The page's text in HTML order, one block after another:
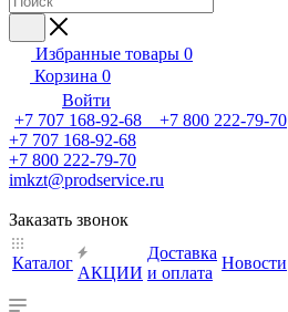
Избранные товары 0
Корзина 0
Войти
+7 707 168-92-68 +7 800 222-79-70
+7 707 168-92-68
+7 800 222-79-70
imkzt@prodservice.ru
Заказать звонок
Каталог
АКЦИИ
Доставка
и оплата
Новости